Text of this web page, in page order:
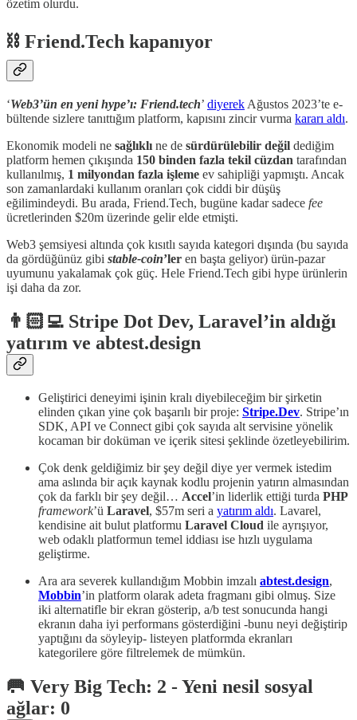
özetim olurdu.
⛓️ Friend.Tech kapanıyor
‘Web3’ün en yeni hype’ı: Friend.tech’ diyerek Ağustos 2023’te e-
bültende sizlere tanıttığım platform, kapısını zincir vurma kararı aldı.
Ekonomik modeli ne sağlıklı ne de sürdürülebilir değil dediğim
platform hemen çıkışında 150 binden fazla tekil cüzdan tarafından
kullanılmış, 1 milyondan fazla işleme ev sahipliği yapmıştı. Ancak
son zamanlardaki kullanım oranları çok ciddi bir düşüş
eğilimindeydi. Bu arada, Friend.Tech, bugüne kadar sadece fee
ücretlerinden $20m üzerinde gelir elde etmişti.
Web3 şemsiyesi altında çok kısıtlı sayıda kategori dışında (bu sayıda
da gördüğünüz gibi stable-coin’ler en başta geliyor) ürün-pazar
uyumunu yakalamak çok güç. Hele Friend.Tech gibi hype ürünlerin
işi daha da zor.
👨🏻‍💻 Stripe Dot Dev, Laravel’in aldığı
yatırım ve abtest.design
Geliştirici deneyimi işinin kralı diyebileceğim bir şirketin
elinden çıkan yine çok başarılı bir proje: Stripe.Dev. Stripe’ın
SDK, API ve Connect gibi çok sayıda alt servisine yönelik
kocaman bir doküman ve içerik sitesi şeklinde özetleyebilirim.
Çok denk geldiğimiz bir şey değil diye yer vermek istedim
ama aslında bir açık kaynak kodlu projenin yatırın almasından
çok da farklı bir şey değil… Accel’in liderlik ettiği turda PHP
framework’ü Laravel, $57m seri a yatırım aldı. Lavarel,
kendisine ait bulut platformu Laravel Cloud ile ayrışıyor,
web odaklı platformun temel iddiası ise hızlı uygulama
geliştirme.
Ara ara severek kullandığım Mobbin imzalı abtest.design,
Mobbin’in platform olarak adeta fragmanı gibi olmuş. Size
iki alternatifle bir ekran gösterip, a/b test sonucunda hangi
ekranın daha iyi performans gösterdiğini -bunu neyi değiştirip
yaptığını da söyleyip- listeyen platformda ekranları
kategorilere göre filtrelemek de mümkün.
🥅 Very Big Tech: 2 - Yeni nesil sosyal
ağlar: 0